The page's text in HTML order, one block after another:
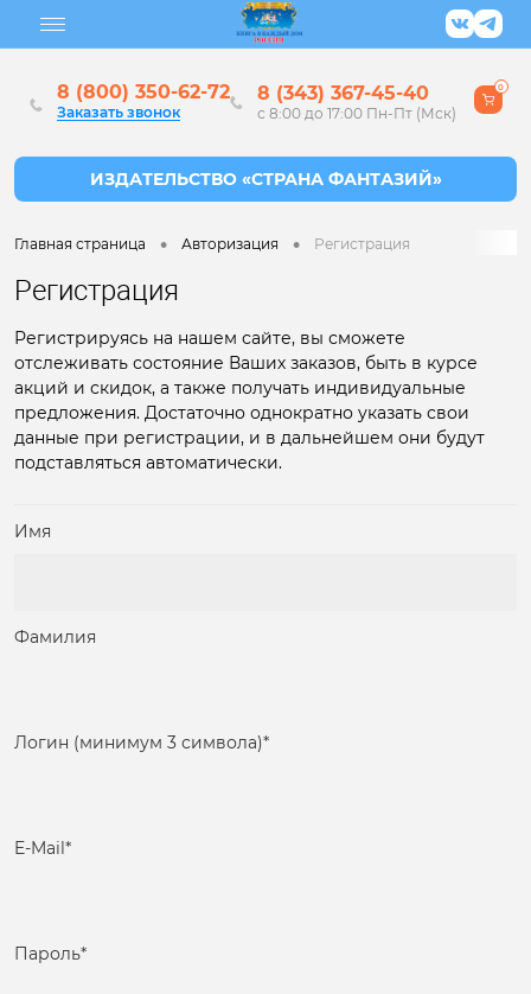
8 (800) 350-62-72
Заказать звонок
8 (343) 367-45-40
с 8:00 до 17:00 Пн-Пт (Мск)
0
Главная страница • Авторизация • Регистрация
Регистрация
Регистрируясь на нашем сайте, вы сможете
отслеживать состояние Ваших заказов, быть в курсе
акций и скидок, а также получать индивидуальные
предложения. Достаточно однократно указать свои
данные при регистрации, и в дальнейшем они будут
подставляться автоматически.
Имя
Фамилия
Логин (минимум 3 символа)*
E-Mail*
Пароль*